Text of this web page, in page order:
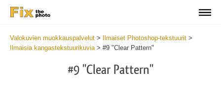
Valokuvien muokkauspalvelut > Ilmaiset Photoshop-tekstuurit >
Ilmaisia kangastekstuurikuvia> #9 "Clear Pattern"
#9 "Clear Pattern"